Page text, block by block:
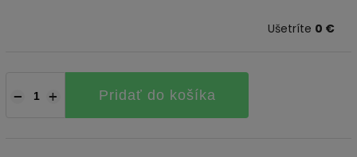
Ušetríte 0 €
+
− Pridať do košíka